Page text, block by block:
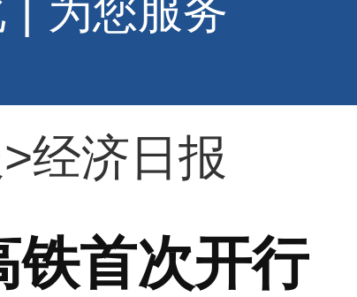
为您服务
>经济日报
铁首次开行